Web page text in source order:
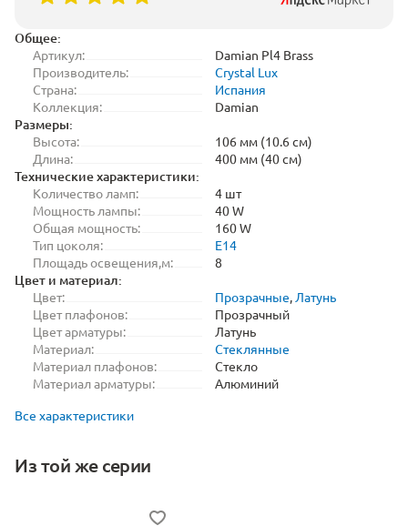
Общее:
Артикул:
Damian Pl4 Brass
Производитель:
Crystal Lux
Страна:
Испания
Коллекция:
Damian
Размеры:
Высота:
106 мм (10.6 см)
Длина:
400 мм (40 см)
Технические характеристики:
Количество ламп:
4 шт
Мощность лампы:
40 W
Общая мощность:
160 W
Тип цоколя:
E14
Площадь освещения,м:
8
Цвет и материал:
Цвет: Прозрачные, Латунь
Цвет плафонов:
Прозрачный
Цвет арматуры:
Латунь
Материал:
Стеклянные
Материал плафонов:
Стекло
Материал арматуры:
Алюминий
Все характеристики
Из той же серии